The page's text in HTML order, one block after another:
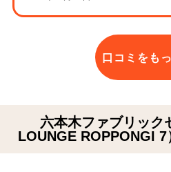
口コミをも
六本木ファブリック
LOUNGE ROPPONGI 7